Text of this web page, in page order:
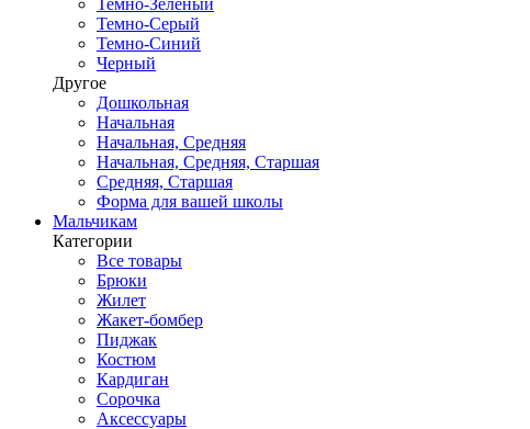
Темно-Зеленый
Темно-Серый
Темно-Синий
Черный
Другое
Дошкольная
Начальная
Начальная, Средняя
Начальная, Средняя, Старшая
Средняя, Старшая
Форма для вашей школы
Мальчикам
Категории
Все товары
Брюки
Жилет
Жакет-бомбер
Пиджак
Костюм
Кардиган
Сорочка
Аксессуары